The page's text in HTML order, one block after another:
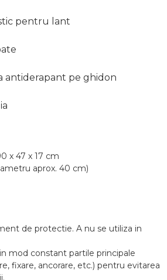
pentru lant
antiderapant pe ghidon
x 47 x 17 cm
aprox. 40 cm)
de protectie. A nu se utiliza in
mod constant partile principale
fixare, ancorare, etc.) pentru evitarea